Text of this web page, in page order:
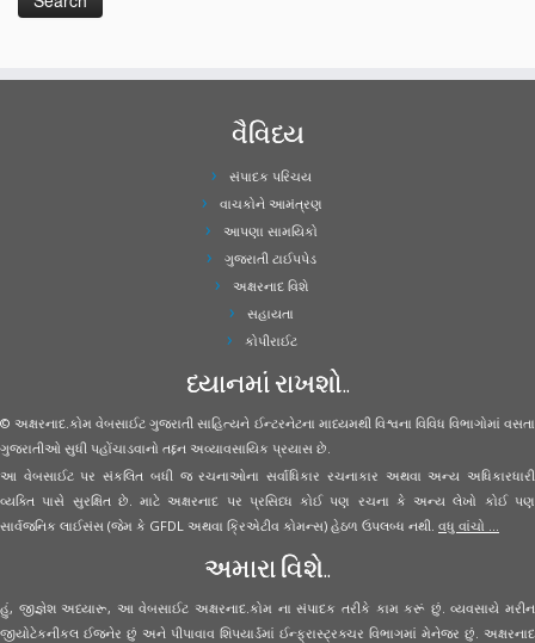
વૈવિધ્ય
સંપાદક પરિચય
વાચકોને આમંત્રણ
આપણા સામયિકો
ગુજરાતી ટાઈપપેડ
અક્ષરનાદ વિશે
સહાયતા
કોપીરાઈટ
ધ્યાનમાં રાખશો..
© અક્ષરનાદ.કોમ વેબસાઈટ ગુજરાતી સાહિત્યને ઈન્ટરનેટના માધ્યમથી વિશ્વના વિવિધ વિભાગોમાં વસતા
ગુજરાતીઓ સુધી પહોંચાડવાનો તદ્દન અવ્યાવસાયિક પ્રયાસ છે.
આ વેબસાઈટ પર સંકલિત બધી જ રચનાઓના સર્વાધિકાર રચનાકાર અથવા અન્ય અધિકારધારી
વ્યક્તિ પાસે સુરક્ષિત છે. માટે અક્ષરનાદ પર પ્રસિધ્ધ કોઈ પણ રચના કે અન્ય લેખો કોઈ પણ
સાર્વજનિક લાઈસંસ (જેમ કે GFDL અથવા ક્રિએટીવ કોમન્સ) હેઠળ ઉપલબ્ધ નથી. વધુ વાંચો ...
અમારા વિશે..
હું, જીજ્ઞેશ અધ્યારૂ, આ વેબસાઈટ અક્ષરનાદ.કોમ ના સંપાદક તરીકે કામ કરૂં છું. વ્યવસાયે મરીન
જીયોટેકનીકલ ઈજનેર છું અને પીપાવાવ શિપયાર્ડમાં ઈન્ફ્રાસ્ટ્રક્ચર વિભાગમાં મેનેજર છું. અક્ષરનાદ